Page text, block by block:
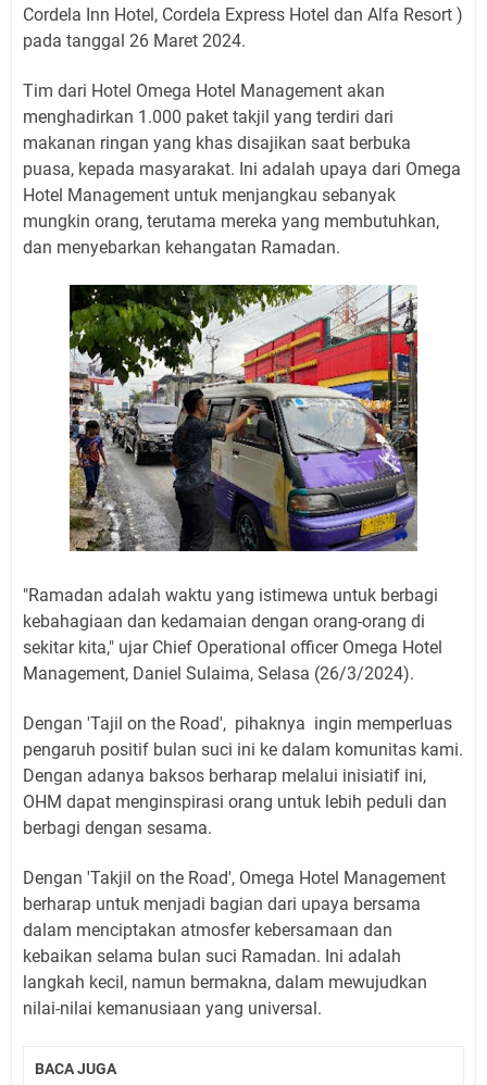
Cordela Inn Hotel, Cordela Express Hotel dan Alfa Resort )
pada tanggal 26 Maret 2024.
Tim dari Hotel Omega Hotel Management akan
menghadirkan 1.000 paket takjil yang terdiri dari
makanan ringan yang khas disajikan saat berbuka
puasa, kepada masyarakat. Ini adalah upaya dari Omega
Hotel Management untuk menjangkau sebanyak
mungkin orang, terutama mereka yang membutuhkan,
dan menyebarkan kehangatan Ramadan.
"Ramadan adalah waktu yang istimewa untuk berbagi
kebahagiaan dan kedamaian dengan orang-orang di
sekitar kita," ujar Chief Operational officer Omega Hotel
Management, Daniel Sulaima, Selasa (26/3/2024).
Dengan 'Tajil on the Road', pihaknya ingin memperluas
pengaruh positif bulan suci ini ke dalam komunitas kami.
Dengan adanya baksos berharap melalui inisiatif ini,
OHM dapat menginspirasi orang untuk lebih peduli dan
berbagi dengan sesama.
Dengan 'Takjil on the Road', Omega Hotel Management
berharap untuk menjadi bagian dari upaya bersama
dalam menciptakan atmosfer kebersamaan dan
kebaikan selama bulan suci Ramadan. Ini adalah
langkah kecil, namun bermakna, dalam mewujudkan
nilai-nilai kemanusiaan yang universal.
BACA JUGA